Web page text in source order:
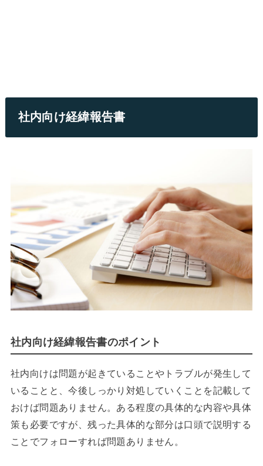
社内向け経緯報告書
社内向け経緯報告書のポイント
社内向けは問題が起きていることやトラブルが発生して
いることと、今後しっかり対処していくことを記載して
おけば問題ありません。ある程度の具体的な内容や具体
策も必要ですが、残った具体的な部分は口頭で説明する
ことでフォローすれば問題ありません。